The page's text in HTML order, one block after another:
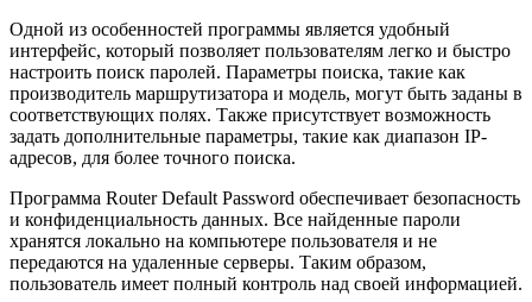
Одной из особенностей программы является удобный
интерфейс, который позволяет пользователям легко и быстро
настроить поиск паролей. Параметры поиска, такие как
производитель маршрутизатора и модель, могут быть заданы в
соответствующих полях. Также присутствует возможность
задать дополнительные параметры, такие как диапазон IP-
адресов, для более точного поиска.
Программа Router Default Password обеспечивает безопасность
и конфиденциальность данных. Все найденные пароли
хранятся локально на компьютере пользователя и не
передаются на удаленные серверы. Таким образом,
пользователь имеет полный контроль над своей информацией.